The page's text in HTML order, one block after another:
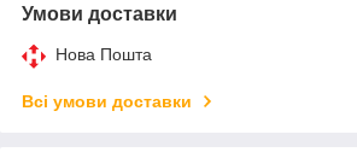
Умови доставки
Нова Пошта
Всі умови доставки